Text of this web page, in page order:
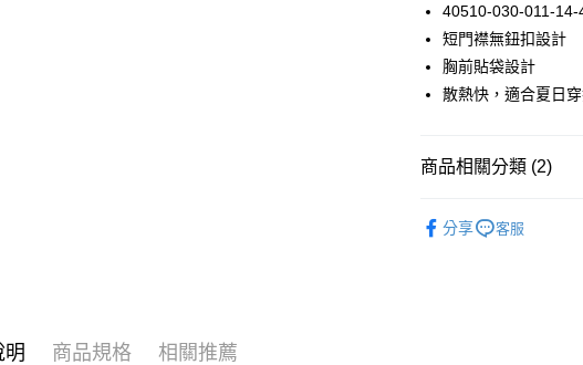
Apple Pay
悠遊付
Google Pay
付款後全家取貨
40510-030-011-14-
短門襟無鈕扣設計
胸前貼袋設計
散熱快，適合夏日
商品相關分類 (2)
分享 客服
明 商品規格 相關推薦